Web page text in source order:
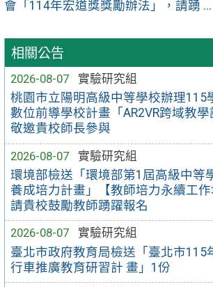
相關公告
2026-08-07
實驗研究組
桃園市立陽明高級中等學校辦理115
數位前導學校計畫「AR2VR跨域教學
敬邀貴校師長參與
2026-08-07
實驗研究組
環境部檢送「環境部第1屆高級中等
養成培力計畫」【教師培力永續工作
請貴校鼓勵教師踴躍報名
2026-08-07
實驗研究組
臺北市政府教育局檢送「臺北市115
行車推廣教育研習計 畫」1份
會「114年宏道獎獎勵辦法」，請踴 ...